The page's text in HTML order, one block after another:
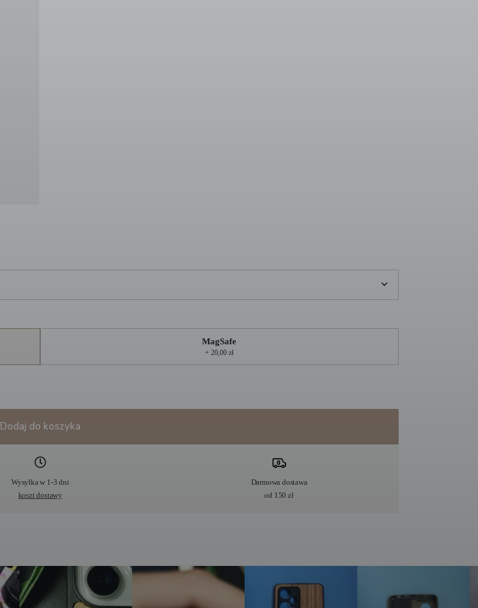
MagSafe
+ 20,00 zł
Dodaj do koszyka
Wysyłka w 1-3 dni
koszt dostawy
Darmowa dostawa
od 150 zł